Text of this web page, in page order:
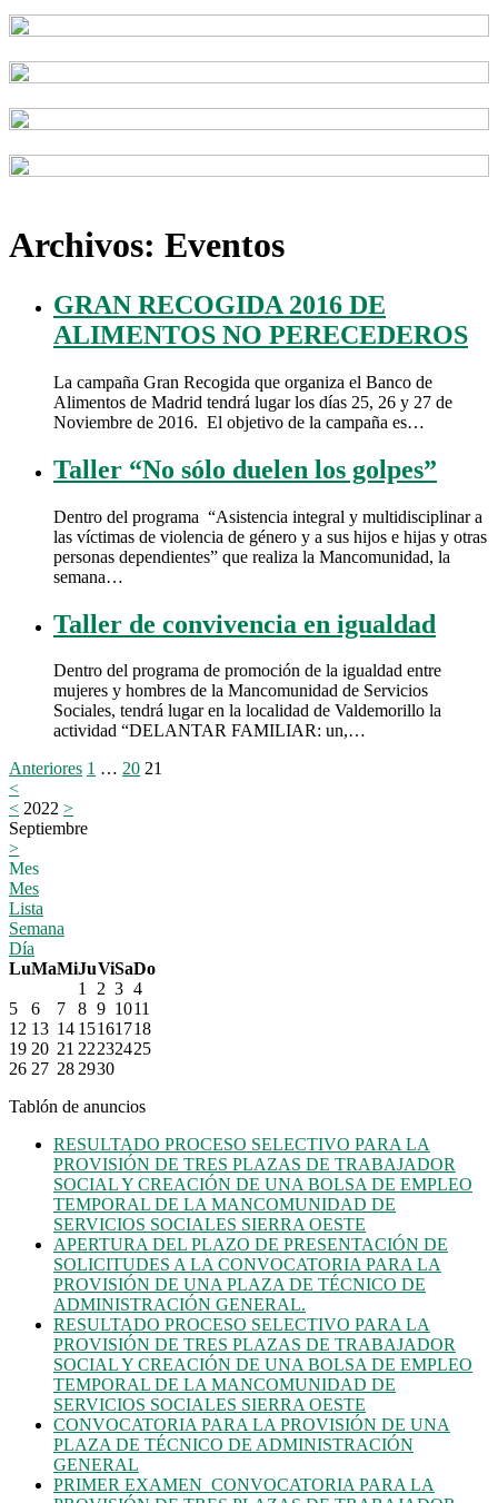
Archivos: Eventos
GRAN RECOGIDA 2016 DE
ALIMENTOS NO PERECEDEROS
La campaña Gran Recogida que organiza el Banco de
Alimentos de Madrid tendrá lugar los días 25, 26 y 27 de
Noviembre de 2016. El objetivo de la campaña es…
Taller “No sólo duelen los golpes”
Dentro del programa “Asistencia integral y multidisciplinar a
las víctimas de violencia de género y a sus hijos e hijas y otras
personas dependientes” que realiza la Mancomunidad, la
semana…
Taller de convivencia en igualdad
Dentro del programa de promoción de la igualdad entre
mujeres y hombres de la Mancomunidad de Servicios
Sociales, tendrá lugar en la localidad de Valdemorillo la
actividad “DELANTAR FAMILIAR: un,…
Paginación
de
entradas
Anteriores 1 … 20 21
<
< 2022 >
Septiembre
>
Mes
Mes
Lista
Semana
Día
LuMaMiJuViSaDo
1 2 3 4
5
6 7 8 9 1011
12 13 14 15161718
19 20 21 22232425
26 27 282930
Tablón de anuncios
RESULTADO PROCESO SELECTIVO PARA LA
PROVISIÓN DE TRES PLAZAS DE TRABAJADOR
SOCIAL Y CREACIÓN DE UNA BOLSA DE EMPLEO
TEMPORAL DE LA MANCOMUNIDAD DE
SERVICIOS SOCIALES SIERRA OESTE
APERTURA DEL PLAZO DE PRESENTACIÓN DE
SOLICITUDES A LA CONVOCATORIA PARA LA
PROVISIÓN DE UNA PLAZA DE TÉCNICO DE
ADMINISTRACIÓN GENERAL.
RESULTADO PROCESO SELECTIVO PARA LA
PROVISIÓN DE TRES PLAZAS DE TRABAJADOR
SOCIAL Y CREACIÓN DE UNA BOLSA DE EMPLEO
TEMPORAL DE LA MANCOMUNIDAD DE
SERVICIOS SOCIALES SIERRA OESTE
CONVOCATORIA PARA LA PROVISIÓN DE UNA
PLAZA DE TÉCNICO DE ADMINISTRACIÓN
GENERAL
PRIMER EXAMEN_CONVOCATORIA PARA LA